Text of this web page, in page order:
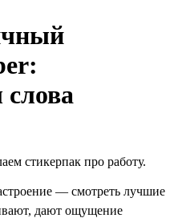
стикерпак про работу.
— смотреть лучшие
дают ощущение